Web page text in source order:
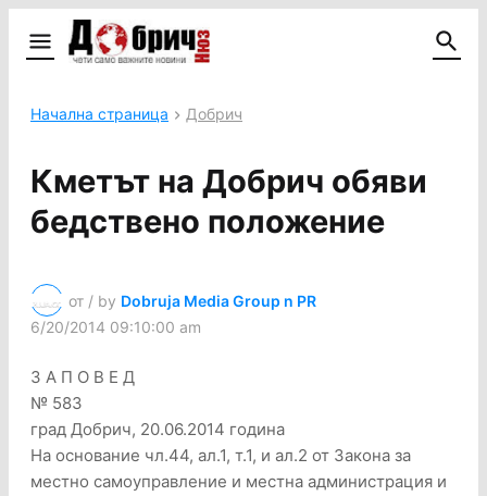
Начална страница Добрич
Кметът на Добрич обяви
бедствено положение
от / by Dobruja Media Group n PR
6/20/2014 09:10:00 am
З А П О В Е Д
№ 583
град Добрич, 20.06.2014 година
На основание чл.44, ал.1, т.1, и ал.2 от Закона за
местно самоуправление и местна администрация и